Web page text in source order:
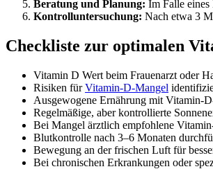
Beratung und Planung: Im Falle
Kontrolluntersuchung: Nach etwa 3
Checkliste zur optimalen
Vitamin D Wert beim Frauenarzt oder
Risiken fürVitamin-D-Mangel
Ausgewogene Ernährung mit Vitamin-
Regelmäßige, aber kontrollierte
Bei Mangel ärztlich empfohlene
Blutkontrolle nach 3–6 Monaten
Bewegung an der frischen Luft für
Bei chronischen Erkrankungen oder